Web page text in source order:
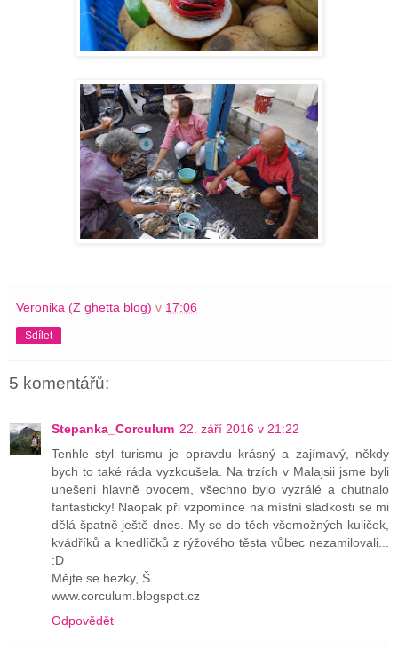
Veronika (Z ghetta blog) v 17:06
Sdílet
5 komentářů:
Stepanka_Corculum 22. září 2016 v 21:22
Tenhle styl turismu je opravdu krásný a zajímavý, někdy
bych to také ráda vyzkoušela. Na trzích v Malajsii jsme byli
unešeni hlavně ovocem, všechno bylo vyzrálé a chutnalo
fantasticky! Naopak při vzpomínce na místní sladkosti se mi
dělá špatně ještě dnes. My se do těch všemožných kuliček,
kvádříků a knedlíčků z rýžového těsta vůbec nezamilovali...
:D
Mějte se hezky, Š.
www.corculum.blogspot.cz
Odpovědět